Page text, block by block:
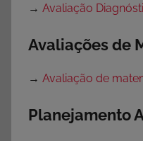
→ Avaliação
Avaliações de
→ Avaliação de
Planejamento